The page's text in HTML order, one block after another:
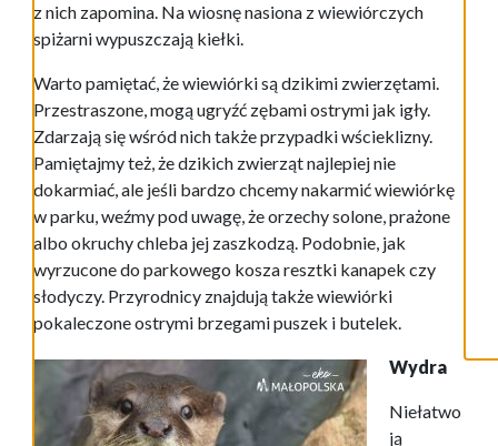
z nich zapomina. Na wiosnę nasiona z wiewiórczych
spiżarni wypuszczają kiełki.
Warto pamiętać, że wiewiórki są dzikimi zwierzętami.
Przestraszone, mogą ugryźć zębami ostrymi jak igły.
Zdarzają się wśród nich także przypadki wścieklizny.
Pamiętajmy też, że dzikich zwierząt najlepiej nie
dokarmiać, ale jeśli bardzo chcemy nakarmić wiewiórkę
w parku, weźmy pod uwagę, że orzechy solone, prażone
albo okruchy chleba jej zaszkodzą. Podobnie, jak
wyrzucone do parkowego kosza resztki kanapek czy
słodyczy. Przyrodnicy znajdują także wiewiórki
pokaleczone ostrymi brzegami puszek i butelek.
Wydra
Niełatwo
ją